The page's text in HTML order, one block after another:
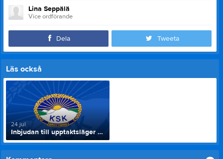
Lina Seppälä
Vice ordförande
Dela Tweeta
Läs också
24 jul
Inbjudan till upptaktsläger i Katterjåkk 28–30 augusti 2026